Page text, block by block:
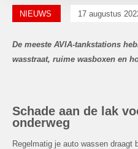
NIEUWS 17 augustus
De meeste AVIA-tankstations
wasstraat, ruime wasboxen en
Schade aan de lak
onderweg
Regelmatig je auto wassen draagt